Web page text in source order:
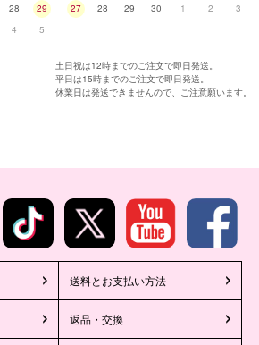
28
29
4 5
27
28 29 30 1 2 3
土日祝は12時までのご注文で即日発送。
平日は15時までのご注文で即日発送。
休業日は発送できませんので、ご注意願います。
送料とお支払い方法
返品・交換